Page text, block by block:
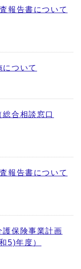
報告書について
ついて
合相談窓口
報告書について
護保険事業計画
5)年度）